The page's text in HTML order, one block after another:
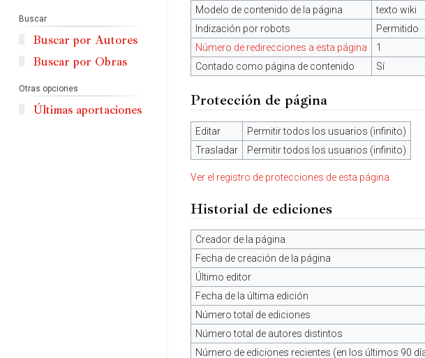
Modelo de contenido de la página
texto wiki
Indización por robots
Permitido
Número de redirecciones a esta página
1
Contado como página de contenido
Sí
Protección de página
Editar
Permitir todos los usuarios (infinito)
Trasladar
Permitir todos los usuarios (infinito)
Ver el registro de protecciones de esta página.
Historial de ediciones
Creador de la página
Fecha de creación de la página
Último editor
Fecha de la última edición
Número total de ediciones
Número total de autores distintos
Número de ediciones recientes (en los últimos 90
Buscar
Buscar por Autores
Buscar por Obras
Otras opciones
Últimas aportaciones